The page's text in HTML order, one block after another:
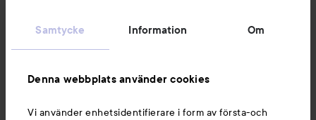
Samtycke Information Om
Denna webbplats använder cookies
Vi använder enhetsidentifierare i form av första-och
Du kanske också gillar